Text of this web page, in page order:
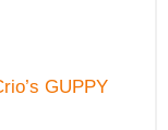
GUPPY